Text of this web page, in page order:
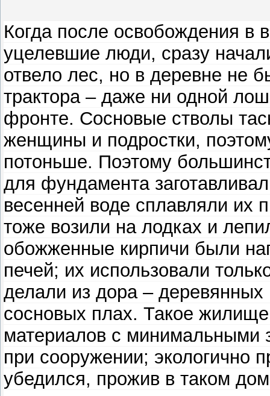
Когда после освобождения в
уцелевшие люди, сразу
отвело лес, но в деревне не
трактора – даже ни одной
фронте. Сосновые стволы
женщины и подростки,
потоньше. Поэтому
для фундамента
весенней воде сплавляли их
тоже возили на лодках и
обожженные кирпичи были
печей; их использовали
делали из дора –
сосновых плах. Такое
материалов с минимальными
при сооружении; экологично
убедился, прожив в таком